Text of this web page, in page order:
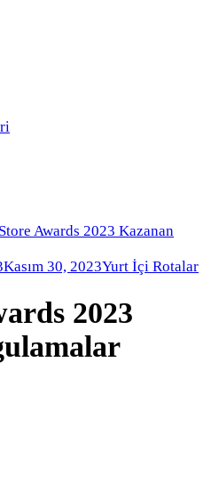
Awards 2023 Kazanan
Kasım 30, 2023Yurt İçi Rotalar
2023